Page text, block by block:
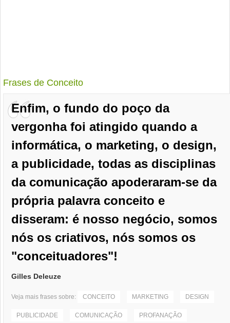
Frases de Conceito
Enfim, o fundo do poço da
vergonha foi atingido quando a
informática, o marketing, o design,
a publicidade, todas as disciplinas
da comunicação apoderaram-se da
própria palavra conceito e
disseram: é nosso negócio, somos
nós os criativos, nós somos os
"conceituadores"!
Gilles Deleuze
Veja mais frases sobre: CONCEITO MARKETING DESIGN
PUBLICIDADE COMUNICAÇÃO PROFANAÇÃO